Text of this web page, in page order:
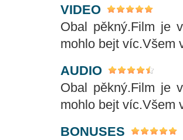
VIDEO
Obal pěkný.Film je
mohlo bejt víc.Všem
AUDIO
Obal pěkný.Film je
mohlo bejt víc.Všem
BONUSES